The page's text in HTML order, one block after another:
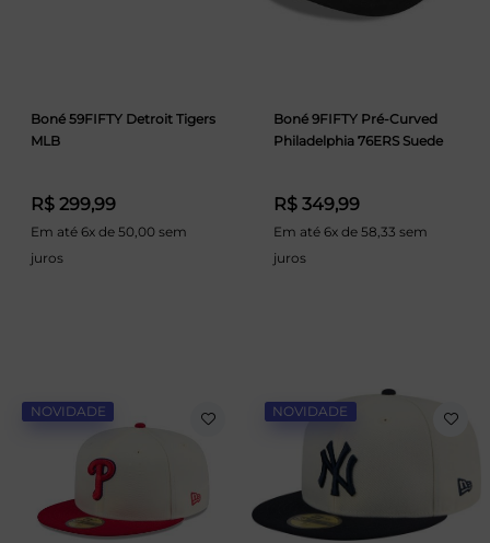
Boné 59FIFTY Detroit Tigers
MLB
R$ 299,99
Em até 6x de 50,00 sem
juros
Boné 9FIFTY Pré-Curved
Philadelphia 76ERS Suede
R$ 349,99
Em até 6x de 58,33 sem
juros
NOVIDADE NOVIDADE